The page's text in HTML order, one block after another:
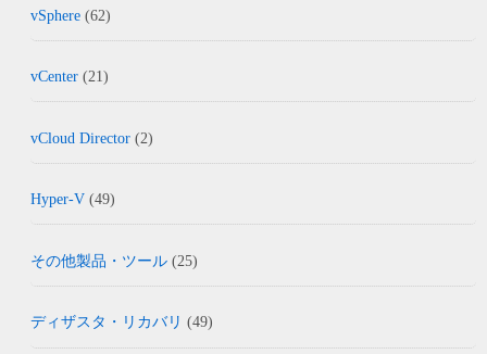
vSphere (62)
vCenter (21)
vCloud Director (2)
Hyper-V (49)
その他製品・ツール (25)
ディザスタ・リカバリ (49)